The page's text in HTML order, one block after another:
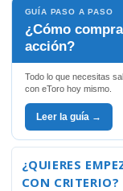
GUÍA PASO A PASO
¿Cómo
acción?
Todo lo que necesitas
con eToro hoy mismo.
Leer la guía →
¿QUIERES
CON CRITERIO?